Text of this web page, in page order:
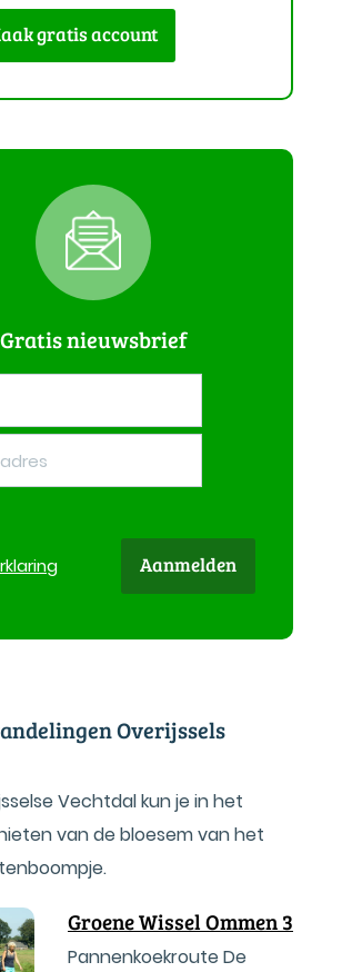
gratis account
Gratis nieuwsbrief
Aanmelden
Overijssels
Vechtdal kun je in het
van de bloesem van het
Groene Wissel Ommen 3
Pannenkoekroute De